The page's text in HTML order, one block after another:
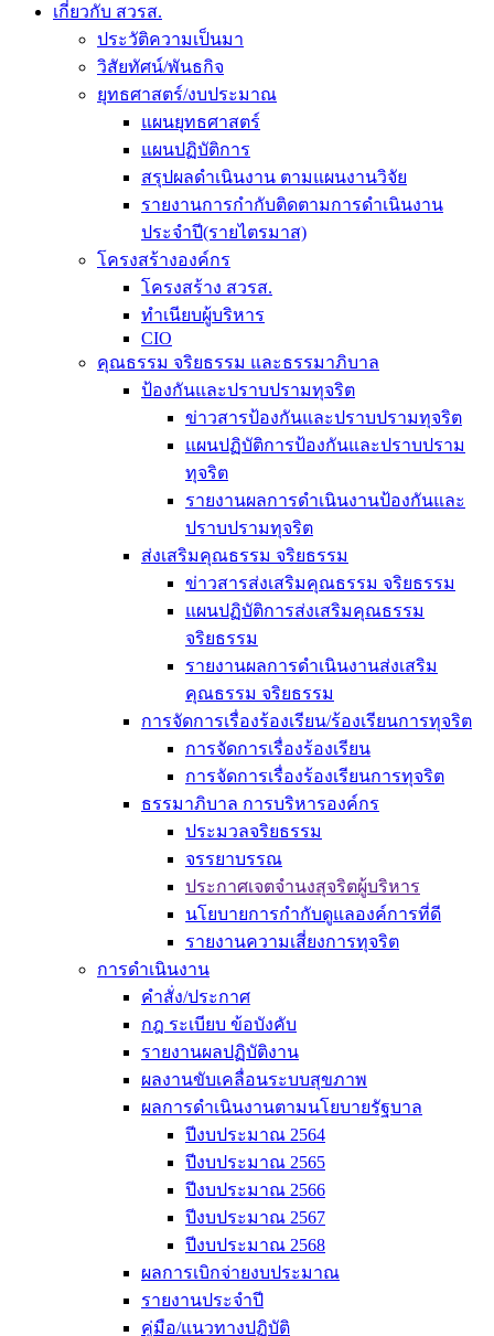
เกี่ยวกับ สวรส.
ประวัติความเป็นมา
วิสัยทัศน์/พันธกิจ
ยุทธศาสตร์/งบประมาณ
แผนยุทธศาสตร์
แผนปฏิบัติการ
สรุปผลดำเนินงาน ตามแผนงานวิจัย
รายงานการกำกับติดตามการดำเนินงาน
ประจำปี(รายไตรมาส)
โครงสร้างองค์กร
โครงสร้าง สวรส.
ทำเนียบผู้บริหาร
CIO
คุณธรรม จริยธรรม และธรรมาภิบาล
ป้องกันและปราบปรามทุจริต
ข่าวสารป้องกันและปราบปรามทุจริต
แผนปฏิบัติการป้องกันและปราบปราม
ทุจริต
รายงานผลการดำเนินงานป้องกันและ
ปราบปรามทุจริต
ส่งเสริมคุณธรรม จริยธรรม
ข่าวสารส่งเสริมคุณธรรม จริยธรรม
แผนปฏิบัติการส่งเสริมคุณธรรม
จริยธรรม
รายงานผลการดำเนินงานส่งเสริม
คุณธรรม จริยธรรม
การจัดการเรื่องร้องเรียน/ร้องเรียนการทุจริต
การจัดการเรื่องร้องเรียน
การจัดการเรื่องร้องเรียนการทุจริต
ธรรมาภิบาล การบริหารองค์กร
ประมวลจริยธรรม
จรรยาบรรณ
ประกาศเจตจำนงสุจริตผู้บริหาร
นโยบายการกำกับดูแลองค์การที่ดี
รายงานความเสี่ยงการทุจริต
การดำเนินงาน
คำสั่ง/ประกาศ
กฎ ระเบียบ ข้อบังคับ
รายงานผลปฏิบัติงาน
ผลงานขับเคลื่อนระบบสุขภาพ
ผลการดำเนินงานตามนโยบายรัฐบาล
ปีงบประมาณ 2564
ปีงบประมาณ 2565
ปีงบประมาณ 2566
ปีงบประมาณ 2567
ปีงบประมาณ 2568
ผลการเบิกจ่ายงบประมาณ
รายงานประจำปี
คู่มือ/แนวทางปฏิบัติ